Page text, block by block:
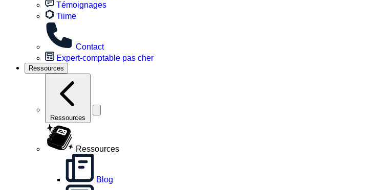
Témoignages
Tiime
Contact
Expert-comptable pas cher
Ressources
Ressources
Ressources
Blog